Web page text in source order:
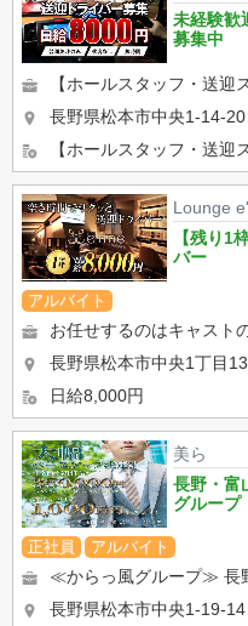
未経験歓
募集中
長野県松本市中央1-14-
Lounge
【残り1
バー
アルバイト
長野県松本市中央1丁目
日給8,000円
美ら
長野・富
グループ
正社員 アルバイト
長野県松本市中央1-19-